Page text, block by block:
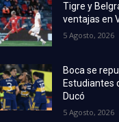
Tigre y
ventajas en
5 Agosto, 2026
Boca se
Estudiantes
Ducó
5 Agosto, 2026